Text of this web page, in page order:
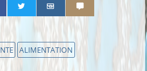
Partager par emailPartager par sms
ALIMENTATION